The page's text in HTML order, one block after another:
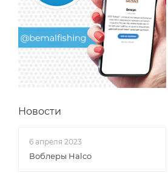
Новости
6 апреля 2023
Воблеры Halco